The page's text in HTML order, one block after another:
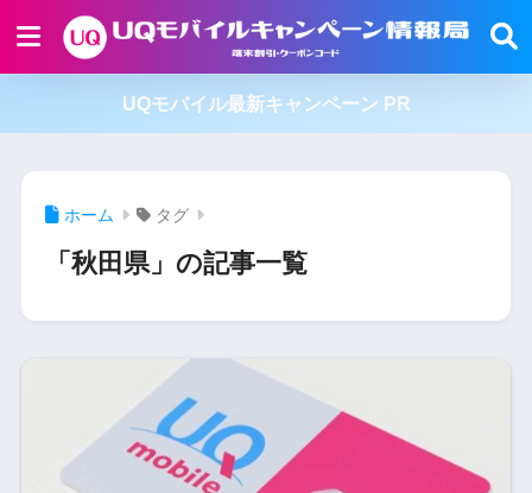
UQモバイル最新キャンペーン PR
ホーム タグ
「秋田県」の記事一覧